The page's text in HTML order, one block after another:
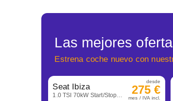
Las mejores
Estrena coche nuevo con
Seat Ibiza
1.0 TSI 70kW Start/Stop Style+
desde
275 €
mes / IVA incl.